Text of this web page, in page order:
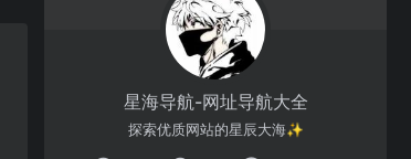
星海导航-网址导航大全
探索优质网站的星辰大海✨